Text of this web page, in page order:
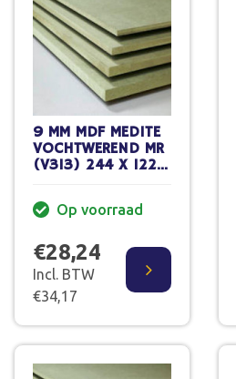
9 MM MDF MEDITE
VOCHTWEREND MR
(V313) 244 X 122
Op voorraad
€28,24
Incl. BTW
€34,17